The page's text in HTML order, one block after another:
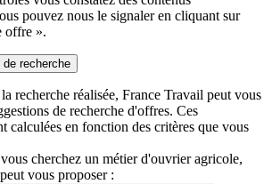
pouvez nous le signaler en cliquant sur
offre ».
recherche
recherche réalisée, France Travail peut vous
de recherche d'offres. Ces
calculées en fonction des critères que vous
cherchez un métier d'ouvrier agricole,
vous proposer :